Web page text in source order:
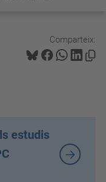
Comparteix:
estudis